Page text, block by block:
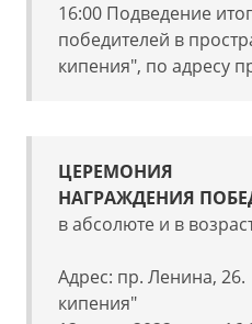
16:00 Подведение
победителей в
кипения", по адресу
ЦЕРЕМОНИЯ
НАГРАЖДЕНИЯ
в абсолюте и в
Адрес: пр. Ленина,
кипения"